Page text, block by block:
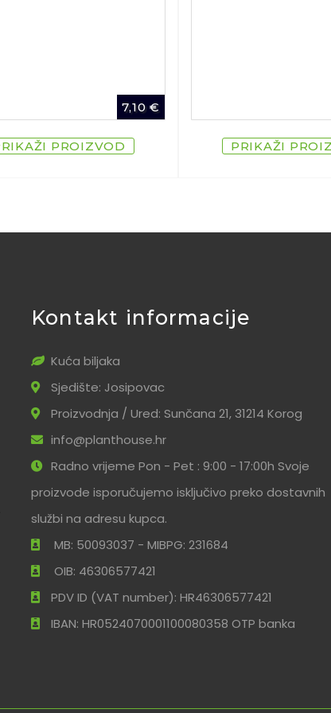
7,10€
PROIZVOD PRIKAŽI
Kontakt informacije
Kuća biljaka
Sjedište: Josipovac
Proizvodnja / Ured: Sunčana 21, 31214 Korog
info@planthouse.hr
Radno vrijeme Pon - Pet : 9:00 - 17:00h Svoje
proizvode isporučujemo isključivo preko dostavnih
službi na adresu kupca.
MB: 50093037 - MIBPG: 231684
OIB: 46306577421
PDV ID (VAT number): HR46306577421
IBAN: HR0524070001100080358 OTP banka